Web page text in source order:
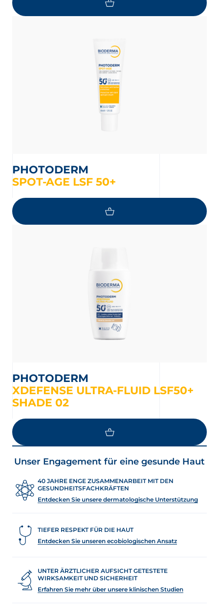
PHOTODERM
SPOT-AGE LSF 50+
PHOTODERM
XDEFENSE ULTRA-FLUID LSF50+
SHADE 02
Unser Engagement für eine gesunde Haut
40 JAHRE ENGE ZUSAMMENARBEIT MIT DEN
GESUNDHEITSFACHKRÄFTEN
Entdecken Sie unsere dermatologische Unterstützung
TIEFER RESPEKT FÜR DIE HAUT
Entdecken Sie unseren ecobiologischen Ansatz
UNTER ÄRZTLICHER AUFSICHT GETESTETE
WIRKSAMKEIT UND SICHERHEIT
Erfahren Sie mehr über unsere klinischen Studien